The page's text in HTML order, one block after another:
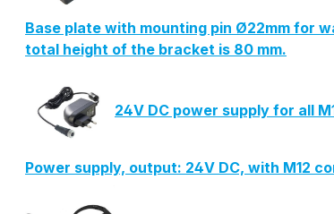
Base plate with mounting pin Ø22mm for
total height of the bracket is 80 mm.
24V DC power supply for all
Power supply, output: 24V DC, with M12